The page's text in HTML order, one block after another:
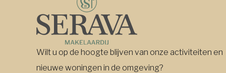
Wilt u op de hoogte blijven van onze activiteiten en
nieuwe woningen in de omgeving?